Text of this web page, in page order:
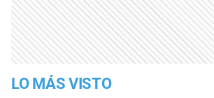
LO MÁS VISTO